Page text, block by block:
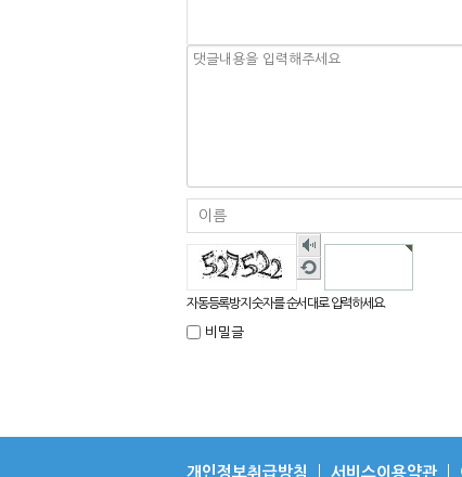
숫
자
음
듣
새
로
고
자동등록방지 숫자를 순서대로 입력하세요.
비밀글
개인정보취급방침 서비스이용약관